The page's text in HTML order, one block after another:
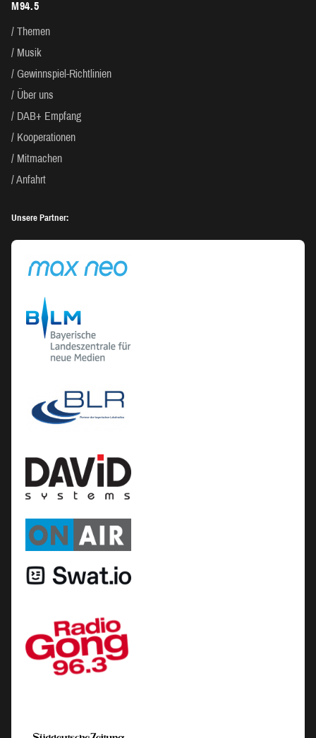
BEITRÄGE
M94.5
Themen
Musik
Gewinnspiel-Richtlinien
Über uns
DAB+ Empfang
Kooperationen
Mitmachen
Anfahrt
Unsere Partner: